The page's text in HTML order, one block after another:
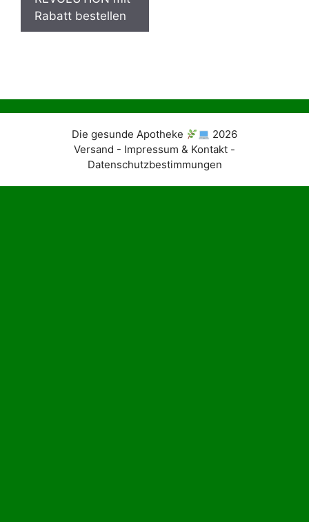
Rabatt bestellen
Die gesunde Apotheke
2026
Versand - Impressum & Kontakt -
Datenschutzbestimmungen